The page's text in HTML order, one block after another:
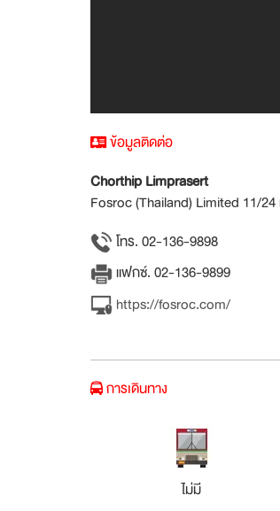
ข้อมูลติดต่อ
Chorthip Limprasert
Fosroc (Thailand) Limited 11/
โทร. 02-136-9898
แฟกซ์. 02-136-9899
https://fosroc.com/
การเดินทาง
ไม่มี